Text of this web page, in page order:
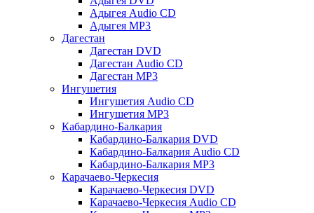
Адыгея Audio CD
Адыгея MP3
Дагестан
Дагестан DVD
Дагестан Audio CD
Дагестан MP3
Ингушетия
Ингушетия Audio CD
Ингушетия MP3
Кабардино-Балкария
Кабардино-Балкария DVD
Кабардино-Балкария Audio CD
Кабардино-Балкария MP3
Карачаево-Черкесия
Карачаево-Черкесия DVD
Карачаево-Черкесия Audio CD